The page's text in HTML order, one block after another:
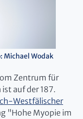
Michael Wodak
Zentrum für
auf der 187.
Westfälischer
"Hohe Myopie im